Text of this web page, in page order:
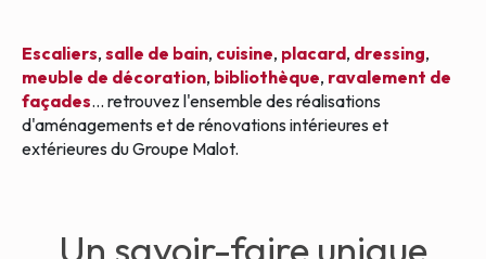
Escaliers, salle de bain, cuisine, placard, dressing,
meuble de décoration, bibliothèque, ravalement de
façades... retrouvez l'ensemble des réalisations
d'aménagements et de rénovations intérieures et
extérieures du Groupe Malot.
Un savoir-faire unique